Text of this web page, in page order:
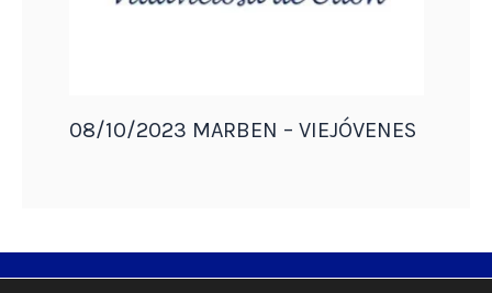
08/10/2023 MARBEN – VIEJÓVENES